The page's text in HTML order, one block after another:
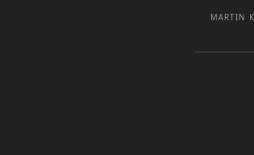
MARTIN